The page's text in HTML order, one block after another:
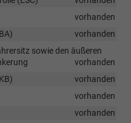
vorhanden
vorhanden
sowie den äußeren
vorhanden
vorhanden
vorhanden
vorhanden